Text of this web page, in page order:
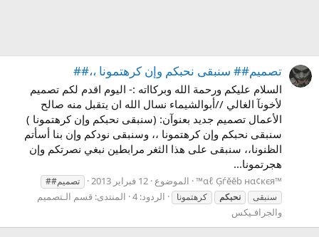
تصميم## سنبقى نحبكم وإن كرهتمونا ،،##
السلام عليكم ورحمة الله وبركااته :- اليوم اقدم لكم تصميم
لأخونآ الغالي //أبوالشيماء نسال الله ان يتقبل منه صالح
الأعمال تصميم جديد بعنوآن: (سنبقى نحبكم وإن كرهتمونا )
سنبقى نحبكم وإن كرهتمونا ،، وسنبقى نودكم وإن بنا أسأتم
الظنونا،، سنبقى على هذا الثغر مرابطين نبغي نصرتكم وإن
هجرتمونا...
™αℓ Ģѓĕĕb нα¢кєя™ الموضوع 12 فبراير 2013
تصميم##
سنبقى
نحبكم كرهتمونا الردود: 4 المنتدى: قسم الـتصميم
والجرافـيكس